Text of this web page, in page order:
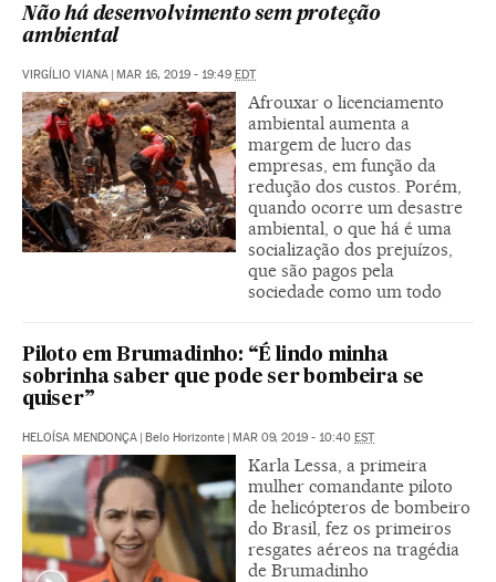
Não há desenvolvimento sem proteção
ambiental
VIRGÍLIO VIANA | MAR 16, 2019 - 19:49 EDT
Afrouxar o licenciamento
ambiental aumenta a
margem de lucro das
empresas, em função da
redução dos custos. Porém,
quando ocorre um desastre
ambiental, o que há é uma
socialização dos prejuízos,
que são pagos pela
sociedade como um todo
Piloto em Brumadinho: “É lindo minha
sobrinha saber que pode ser bombeira se
quiser”
HELOÍSA MENDONÇA | Belo Horizonte | MAR 09, 2019 - 10:40 EST
Karla Lessa, a primeira
mulher comandante piloto
de helicópteros de bombeiro
do Brasil, fez os primeiros
resgates aéreos na tragédia
de Brumadinho